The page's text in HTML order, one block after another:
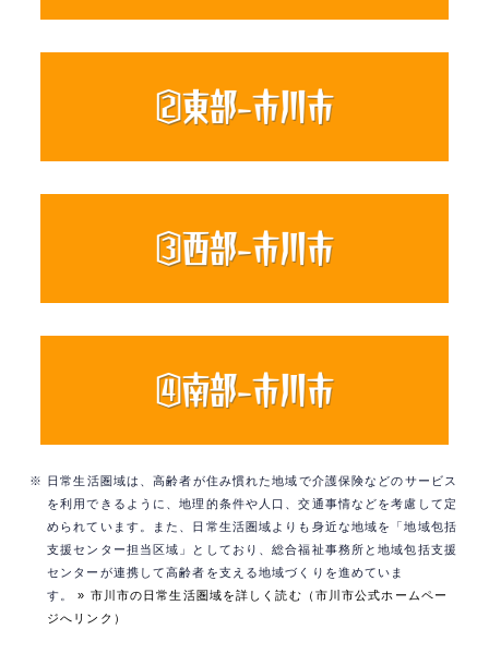
※ 日常生活圏域は、高齢者が住み慣れた地域で介護保険などのサービス
を利用できるように、地理的条件や人口、交通事情などを考慮して定
められています。また、日常生活圏域よりも身近な地域を「地域包括
支援センター担当区域」としており、総合福祉事務所と地域包括支援
センターが連携して高齢者を支える地域づくりを進めていま
す。
» 市川市の日常生活圏域を詳しく読む（市川市公式ホームペー
ジへリンク）